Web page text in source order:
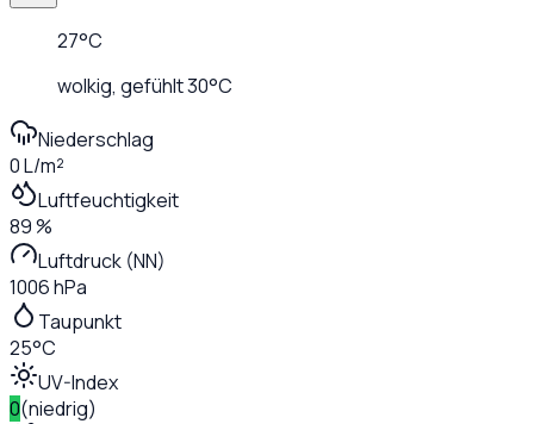
27°C
wolkig, gefühlt30°C
Niederschlag
0 L/m²
Luftfeuchtigkeit
89 %
Luftdruck (NN)
1006 hPa
Taupunkt
25°C
UV-Index
0(niedrig)